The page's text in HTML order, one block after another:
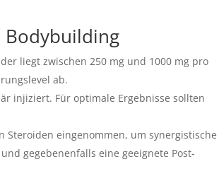
Bodybuilding
liegt zwischen 250 mg und 1000 mg pro
ab.
injiziert. Für optimale Ergebnisse sollten
eingenommen, um synergistische
gegebenenfalls eine geeignete Post-